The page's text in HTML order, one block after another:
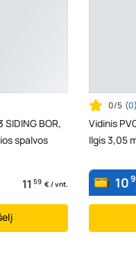
SIDING BOR,
spalvos
11 59 € / vnt.
0/5 (0)
Vidinis
Ilgis 3,05
10